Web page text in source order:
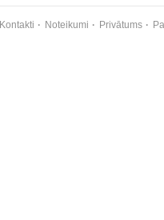
Kontakti Noteikumi Privātums